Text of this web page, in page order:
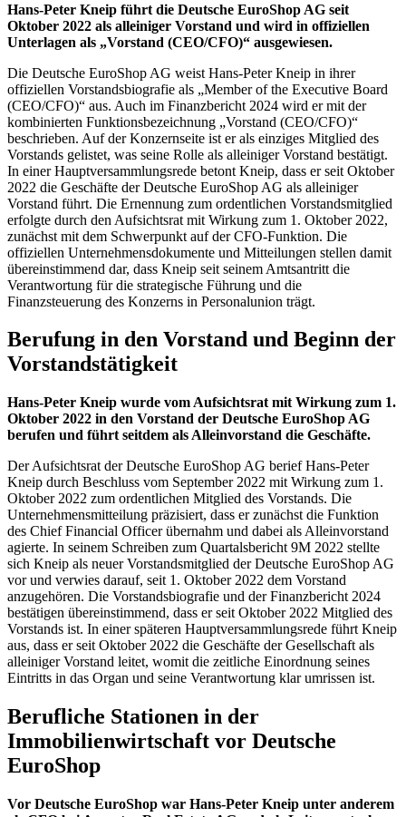
Hans-Peter Kneip führt die Deutsche EuroShop AG seit
Oktober 2022 als alleiniger Vorstand und wird in offiziellen
Unterlagen als „Vorstand (CEO/CFO)“ ausgewiesen.
Die Deutsche EuroShop AG weist Hans-Peter Kneip in ihrer
offiziellen Vorstandsbiografie als „Member of the Executive Board
(CEO/CFO)“ aus. Auch im Finanzbericht 2024 wird er mit der
kombinierten Funktionsbezeichnung „Vorstand (CEO/CFO)“
beschrieben. Auf der Konzernseite ist er als einziges Mitglied des
Vorstands gelistet, was seine Rolle als alleiniger Vorstand bestätigt.
In einer Hauptversammlungsrede betont Kneip, dass er seit Oktober
2022 die Geschäfte der Deutsche EuroShop AG als alleiniger
Vorstand führt. Die Ernennung zum ordentlichen Vorstandsmitglied
erfolgte durch den Aufsichtsrat mit Wirkung zum 1. Oktober 2022,
zunächst mit dem Schwerpunkt auf der CFO-Funktion. Die
offiziellen Unternehmensdokumente und Mitteilungen stellen damit
übereinstimmend dar, dass Kneip seit seinem Amtsantritt die
Verantwortung für die strategische Führung und die
Finanzsteuerung des Konzerns in Personalunion trägt.
Berufung in den Vorstand und Beginn der
Vorstandstätigkeit
Hans-Peter Kneip wurde vom Aufsichtsrat mit Wirkung zum 1.
Oktober 2022 in den Vorstand der Deutsche EuroShop AG
berufen und führt seitdem als Alleinvorstand die Geschäfte.
Der Aufsichtsrat der Deutsche EuroShop AG berief Hans-Peter
Kneip durch Beschluss vom September 2022 mit Wirkung zum 1.
Oktober 2022 zum ordentlichen Mitglied des Vorstands. Die
Unternehmensmitteilung präzisiert, dass er zunächst die Funktion
des Chief Financial Officer übernahm und dabei als Alleinvorstand
agierte. In seinem Schreiben zum Quartalsbericht 9M 2022 stellte
sich Kneip als neuer Vorstandsmitglied der Deutsche EuroShop AG
vor und verwies darauf, seit 1. Oktober 2022 dem Vorstand
anzugehören. Die Vorstandsbiografie und der Finanzbericht 2024
bestätigen übereinstimmend, dass er seit Oktober 2022 Mitglied des
Vorstands ist. In einer späteren Hauptversammlungsrede führt Kneip
aus, dass er seit Oktober 2022 die Geschäfte der Gesellschaft als
alleiniger Vorstand leitet, womit die zeitliche Einordnung seines
Eintritts in das Organ und seine Verantwortung klar umrissen ist.
Berufliche Stationen in der
Immobilienwirtschaft vor Deutsche
EuroShop
Vor Deutsche EuroShop war Hans-Peter Kneip unter anderem